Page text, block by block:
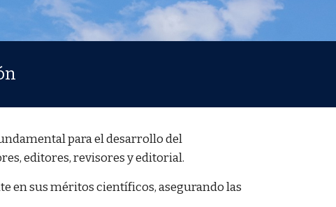
para el desarrollo del
editores, revisores y editorial.
en sus méritos científicos, asegurando las